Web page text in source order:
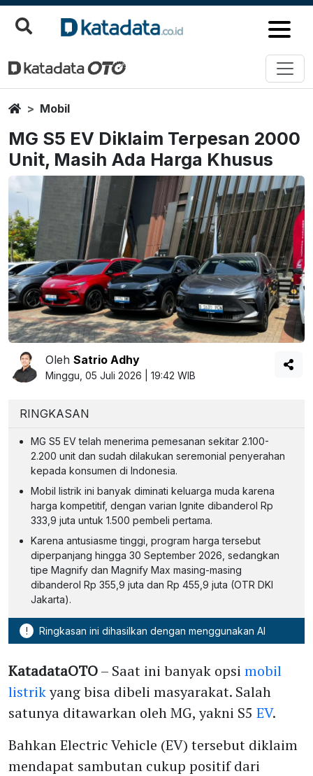
HomeMobil
MG S5 EV Diklaim Terpesan 2000
Unit, Masih Ada Harga Khusus
Oleh Satrio Adhy
Minggu, 05 Juli 2026 | 19:42 WIB
RINGKASAN
MG S5 EV telah menerima pemesanan sekitar 2.100-
2.200 unit dan sudah dilakukan seremonial penyerahan
kepada konsumen di Indonesia.
Mobil listrik ini banyak diminati keluarga muda karena
harga kompetitif, dengan varian Ignite dibanderol Rp
333,9 juta untuk 1.500 pembeli pertama.
Karena antusiasme tinggi, program harga tersebut
diperpanjang hingga 30 September 2026, sedangkan
tipe Magnify dan Magnify Max masing-masing
dibanderol Rp 355,9 juta dan Rp 455,9 juta (OTR DKI
Jakarta).
! Ringkasan ini dihasilkan dengan menggunakan AI
KatadataOTO– Saat ini banyak opsi mobil
listrikyang bisa dibeli masyarakat. Salah
satunya ditawarkan oleh MG, yakni S5 EV.
Bahkan Electric Vehicle (EV) tersebut diklaim
mendapat sambutan cukup positif dari